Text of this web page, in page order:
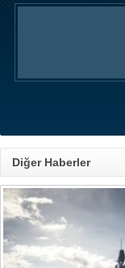
Diğer Haberler